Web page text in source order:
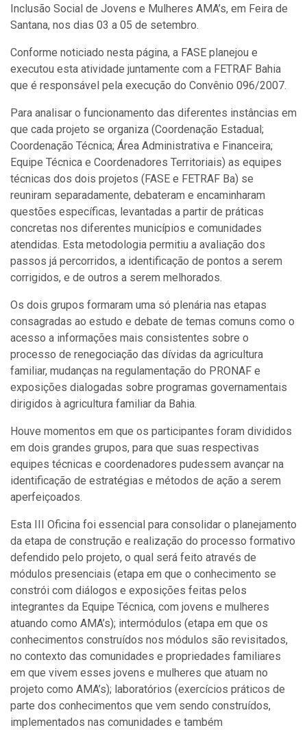
Inclusão Social de Jovens e Mulheres AMA’s, em Feira de
Santana, nos dias 03 a 05 de setembro.
Conforme noticiado nesta página, a FASE planejou e
executou esta atividade juntamente com a FETRAF Bahia
que é responsável pela execução do Convênio 096/2007.
Para analisar o funcionamento das diferentes instâncias em
que cada projeto se organiza (Coordenação Estadual;
Coordenação Técnica; Área Administrativa e Financeira;
Equipe Técnica e Coordenadores Territoriais) as equipes
técnicas dos dois projetos (FASE e FETRAF Ba) se
reuniram separadamente, debateram e encaminharam
questões específicas, levantadas a partir de práticas
concretas nos diferentes municípios e comunidades
atendidas. Esta metodologia permitiu a avaliação dos
passos já percorridos, a identificação de pontos a serem
corrigidos, e de outros a serem melhorados.
Os dois grupos formaram uma só plenária nas etapas
consagradas ao estudo e debate de temas comuns como o
acesso a informações mais consistentes sobre o
processo de renegociação das dívidas da agricultura
familiar, mudanças na regulamentação do PRONAF e
exposições dialogadas sobre programas governamentais
dirigidos à agricultura familiar da Bahia.
Houve momentos em que os participantes foram divididos
em dois grandes grupos, para que suas respectivas
equipes técnicas e coordenadores pudessem avançar na
identificação de estratégias e métodos de ação a serem
aperfeiçoados.
Esta III Oficina foi essencial para consolidar o planejamento
da etapa de construção e realização do processo formativo
defendido pelo projeto, o qual será feito através de
módulos presenciais (etapa em que o conhecimento se
constrói com diálogos e exposições feitas pelos
integrantes da Equipe Técnica, com jovens e mulheres
atuando como AMA’s); intermódulos (etapa em que os
conhecimentos construídos nos módulos são revisitados,
no contexto das comunidades e propriedades familiares
em que vivem esses jovens e mulheres que atuam no
projeto como AMA’s); laboratórios (exercícios práticos de
parte dos conhecimentos que vem sendo construídos,
implementados nas comunidades e também